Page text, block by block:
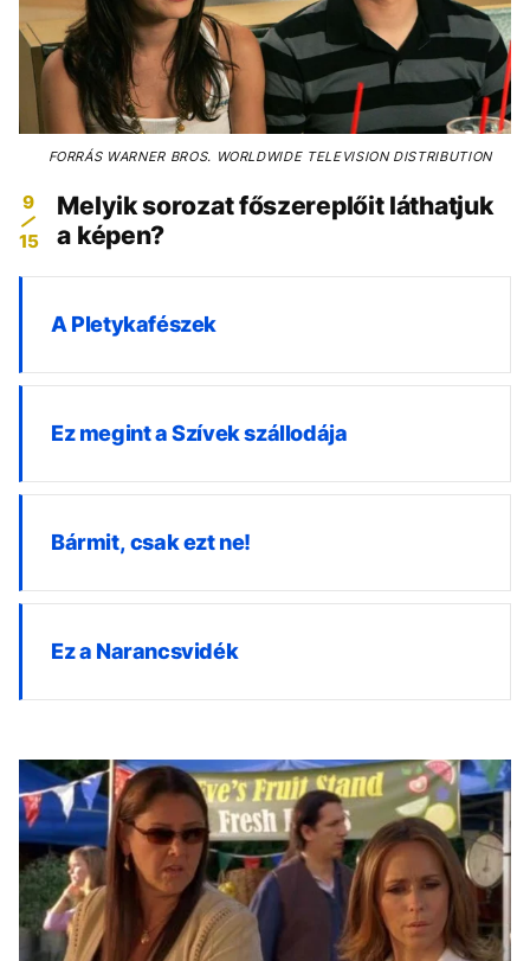
FORRÁSWARNER BROS. WORLDWIDE TELEVISION DISTRIBUTION
9
15
Melyik sorozat főszereplőit láthatjuk
a képen?
A Pletykafészek
Ez megint a Szívek szállodája
Bármit, csak ezt ne!
Ez a Narancsvidék